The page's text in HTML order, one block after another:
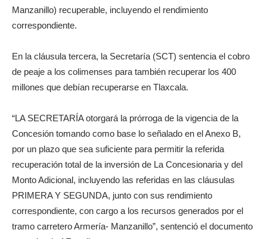
Manzanillo) recuperable, incluyendo el rendimiento
correspondiente.
En la cláusula tercera, la Secretaría (SCT) sentencia el cobro
de peaje a los colimenses para también recuperar los 400
millones que debían recuperarse en Tlaxcala.
“LA SECRETARÍA otorgará la prórroga de la vigencia de la
Concesión tomando como base lo señalado en el Anexo B,
por un plazo que sea suficiente para permitir la referida
recuperación total de la inversión de La Concesionaria y del
Monto Adicional, incluyendo las referidas en las cláusulas
PRIMERA Y SEGUNDA, junto con sus rendimiento
correspondiente, con cargo a los recursos generados por el
tramo carretero Armería- Manzanillo”, sentenció el documento